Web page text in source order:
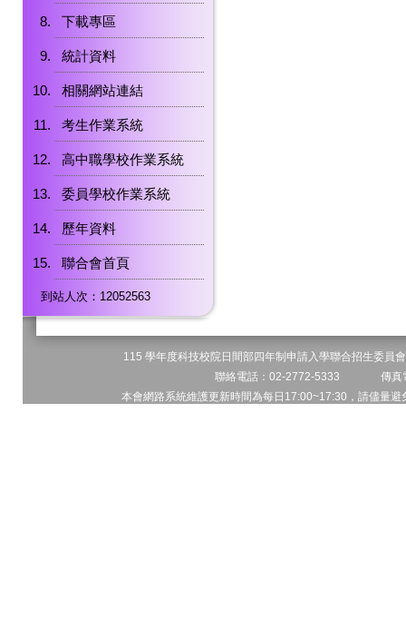
下載專區
統計資料
相關網站連結
考生作業系統
高中職學校作業系統
委員學校作業系統
歷年資料
聯合會首頁
到站人次：12052563
115 學年度科技校院日間部四年制申請入學聯合招生委
聯絡電話：02-2772-5333 傳
本會網路系統維護更新時間為每日17:00~17:30，請儘量